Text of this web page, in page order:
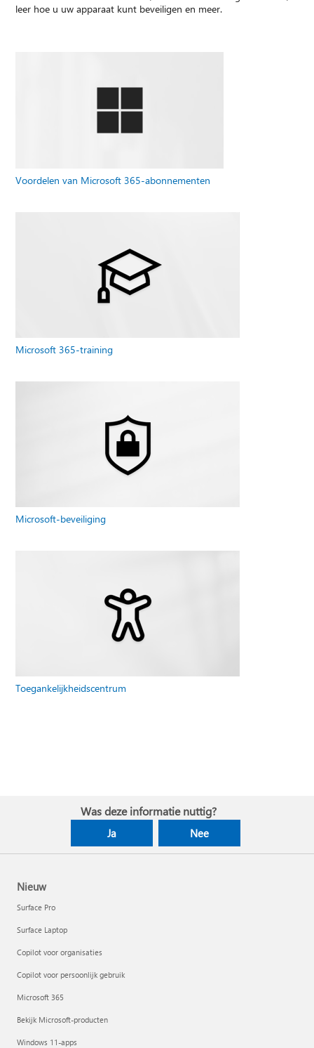
leer hoe u uw apparaat kunt beveiligen en meer.
Voordelen van Microsoft 365-abonnementen
Microsoft 365-training
Microsoft-beveiliging
Toegankelijkheidscentrum
Was deze informatie nuttig?
Ja Nee
Nieuw
Surface Pro
Surface Laptop
Copilot voor organisaties
Copilot voor persoonlijk gebruik
Microsoft 365
Bekijk Microsoft-producten
Windows 11-apps